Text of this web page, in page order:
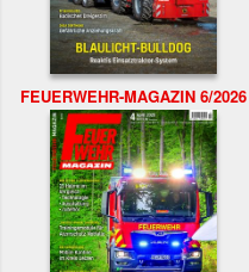
FEUERWEHR-MAGAZIN 6/2026